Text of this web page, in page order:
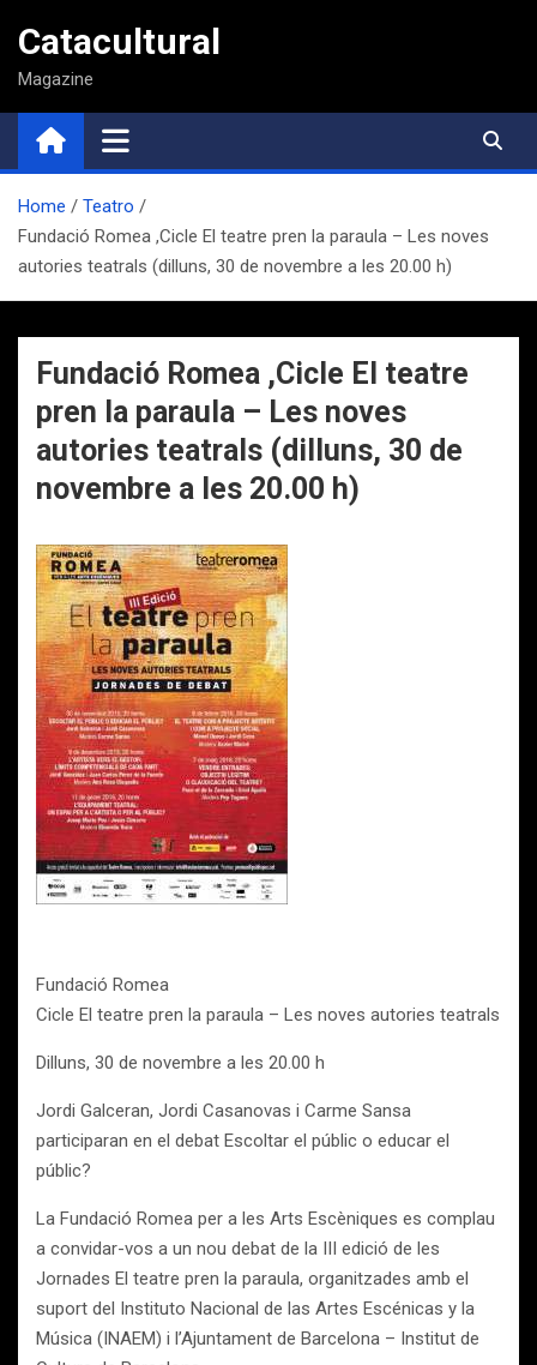
contenido
Catacultural
Magazine
Home
Teatro
Fundació Romea ,Cicle El teatre pren la paraula – Les noves
autories teatrals (dilluns, 30 de novembre a les 20.00 h)
Fundació Romea ,Cicle El teatre
pren la paraula – Les noves
autories teatrals (dilluns, 30 de
novembre a les 20.00 h)
Fundació Romea
Cicle El teatre pren la paraula – Les noves autories teatrals
Dilluns, 30 de novembre a les 20.00 h
Jordi Galceran, Jordi Casanovas i Carme Sansa
participaran en el debat Escoltar el públic o educar el
públic?
La Fundació Romea per a les Arts Escèniques es complau
a convidar-vos a un nou debat de la III edició de les
Jornades El teatre pren la paraula, organitzades amb el
suport del Instituto Nacional de las Artes Escénicas y la
Música (INAEM) i l’Ajuntament de Barcelona – Institut de